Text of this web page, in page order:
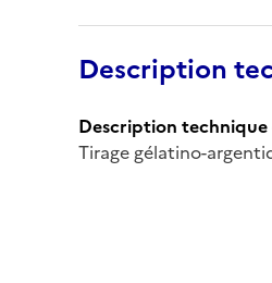
Description
Description
Tirage gélatino-